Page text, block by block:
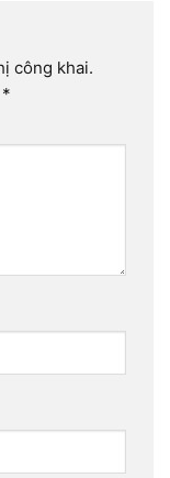
công khai.
*